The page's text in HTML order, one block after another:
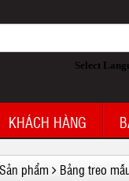
Select
KHÁCH HÀNG
Sản phẩm Bảng treo